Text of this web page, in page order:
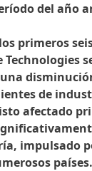
del año
primeros
Technologies
de
afectado
impulsado